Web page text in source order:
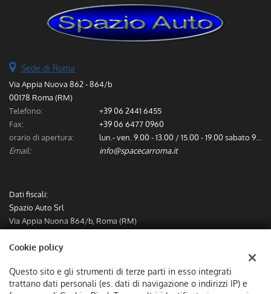
Sede di Roma
Via Appia Nuova 862 - 864/b
00178 Roma (RM)
Telefono:
+39 06 2441 6455
Fax:
+39 06 6477 0960
orario di apertura:
Email:
info@spacecarroma.it
Dati fiscali:
Spazio Auto Srl
Via Appia Nuona 864/b, Roma (RM)
Registro delle imprese:
Cookie policy
Questo sito e gli strumenti di terze parti in esso integrati
trattano dati personali (es. dati di navigazione o indirizzi IP) e